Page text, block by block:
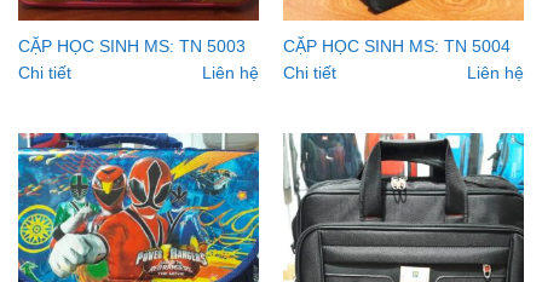
CẶP HỌC SINH MS: TN 5003
Chi tiết
Liên hệ
CẶP HỌC SINH MS: TN 5004
Chi tiết
Liên hệ